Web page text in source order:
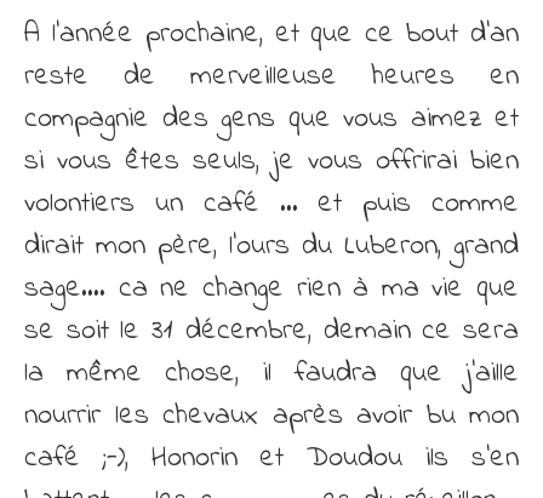
A l’année prochaine, et que ce bout d’an
reste de merveilleuse heures en
compagnie des gens que vous aimez et
si vous êtes seuls, je vous offrirai bien
volontiers un café … et puis comme
dirait mon père, l’ours du Luberon, grand
sage…. ca ne change rien à ma vie que
se soit le 31 décembre, demain ce sera
la même chose, il faudra que j’aille
nourrir les chevaux après avoir bu mon
café ;-), Honorin et Doudou ils s’en